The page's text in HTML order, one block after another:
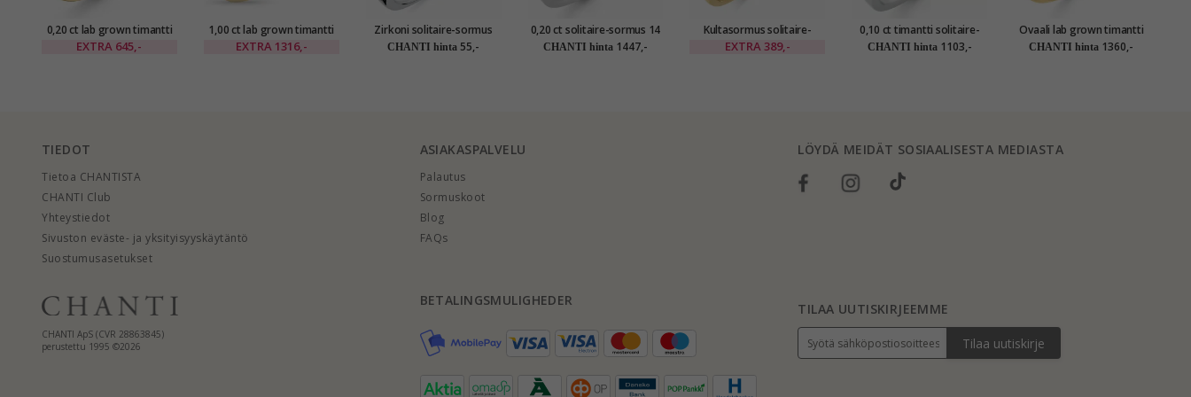
0,20 ct lab grown timantti
solitaire-sormus 9 karaatin
EXTRA 645,-
1,00 ct lab grown timantti
sormus 14 karaatin kultaa
EXTRA 1316,-
Zirkoni solitaire-sormus
rodinoitua hopeaa
CHANTI hinta 55,-
0,20 ct solitaire-sormus 14
karaatin valkokultaa 0,20 ct
CHANTI hinta 1447,-
Kultasormus solitaire-
sormus 9 karaatin kultaa -
EXTRA389,-
0,10 ct timantti solitaire-
sormus 14 karaatin
CHANTI hinta 1103,-
Ovaali lab grown timantti
solitaire-sormus 14
CHANTI hinta 1360,-
TIEDOT
Tietoa CHANTISTA
CHANTI Club
Yhteystiedot
Sivuston eväste- ja yksityisyyskäytäntö
Suostumusasetukset
ASIAKASPALVELU
Palautus
Sormuskoot
Blog
FAQs
LÖYDÄ MEIDÄT SOSIAALISESTA MEDIASTA
CHANTI ApS (CVR 28863845)
perustettu 1995 ©2026
BETALINGSMULIGHEDER
TILAA UUTISKIRJEEMME
Tilaa uutiskirje